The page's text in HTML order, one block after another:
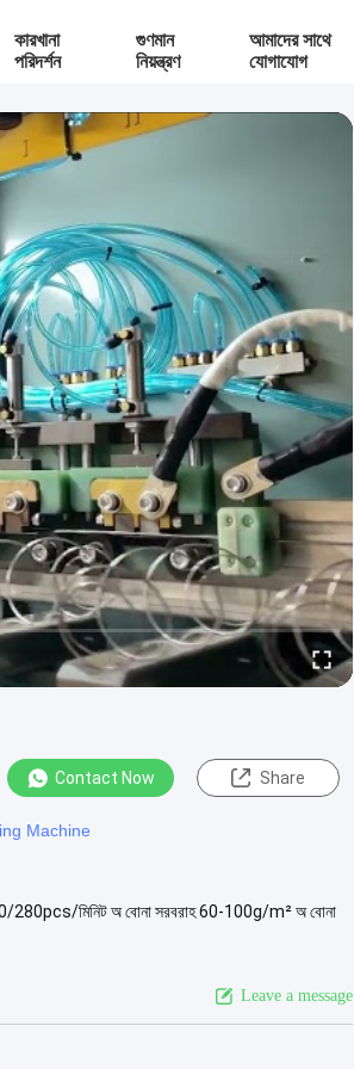
কারখানা
পরিদর্শন
গুণমান
নিয়ন্ত্রণ
আমাদের সাথে
যোগাযোগ
Contact Now Share
Machine
280pcs/মিনিট অ বোনা সরবরাহ 60-100g/m² অ বোনা
Leave a message